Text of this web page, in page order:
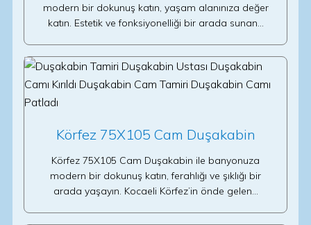
modern bir dokunuş katın, yaşam alanınıza değer
katın. Estetik ve fonksiyonelliği bir arada sunan…
Körfez 75X105 Cam Duşakabin
Körfez 75X105 Cam Duşakabin ile banyonuza
modern bir dokunuş katın, ferahlığı ve şıklığı bir
arada yaşayın. Kocaeli Körfez’in önde gelen…